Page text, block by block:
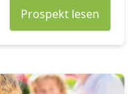
Prospekt lesen